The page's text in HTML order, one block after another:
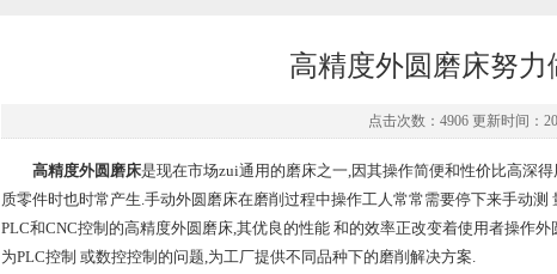
高精度外圆磨床努力
点击次数：4906 更新时间：
高精度外圆磨床是现在市场zui通用的磨床之一,因其操作简便和性价比高深
质零件时也时常产生.手动外圆磨床在磨削过程中操作工人常常需要停下来手动
PLC和CNC控制的高精度外圆磨床,其优良的性能 和的效率正改变着使用者操作
为PLC控制 或数控控制的问题,为工厂提供不同品种下的磨削解决方案.